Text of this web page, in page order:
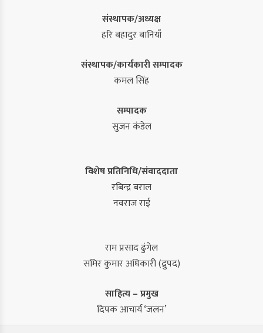
संस्थापक/अध्यक्ष
हरि बहादुर बानियाँ
संस्थापक/कार्यकारी सम्पादक
कमल सिंह
सम्पादक
सुजन कंडेल
विशेष प्रतिनिधि/संवाददाता
रबिन्द्र बराल
नवराज राई
राम प्रसाद ढुंगेल
समिर कुमार अधिकारी (द्रुपद)
साहित्य – प्रमुख
दिपक आचार्य ‘जलन’